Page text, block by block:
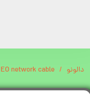
دالونو network cable